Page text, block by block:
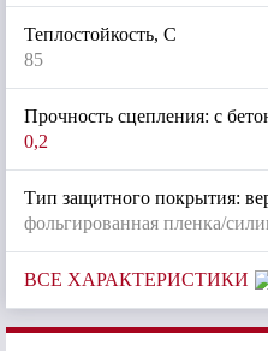
Теплостойкость, С
85
Прочность сцепления: с
0,2
Тип защитного покрытия:
фольгированная пленка/
ВСЕ ХАРАКТЕРИСТИКИ